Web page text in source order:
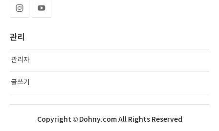
관리
관리자
글쓰기
Copyright © Dohny.com All Rights Reserved